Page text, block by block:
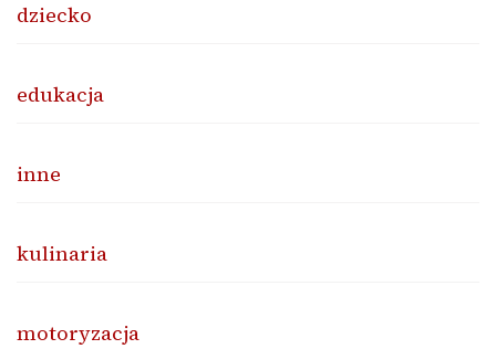
dziecko
edukacja
inne
kulinaria
motoryzacja